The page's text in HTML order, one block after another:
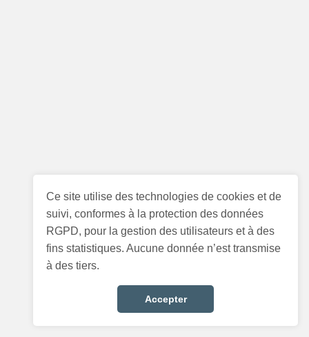
Ce site utilise des technologies de cookies et de
suivi, conformes à la protection des données
RGPD, pour la gestion des utilisateurs et à des
fins statistiques. Aucune donnée n’est transmise
à des tiers.
Accepter